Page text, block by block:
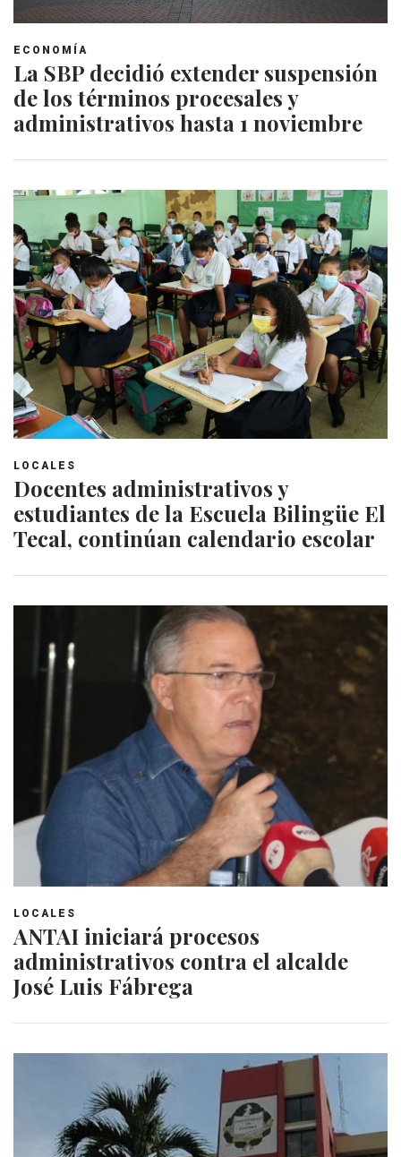
ECONOMÍA
La SBP decidió extender suspensión
de los términos procesales y
administrativos hasta 1 noviembre
LOCALES
Docentes administrativos y
estudiantes de la Escuela Bilingüe El
Tecal, continúan calendario escolar
LOCALES
ANTAI iniciará procesos
administrativos contra el alcalde
José Luis Fábrega